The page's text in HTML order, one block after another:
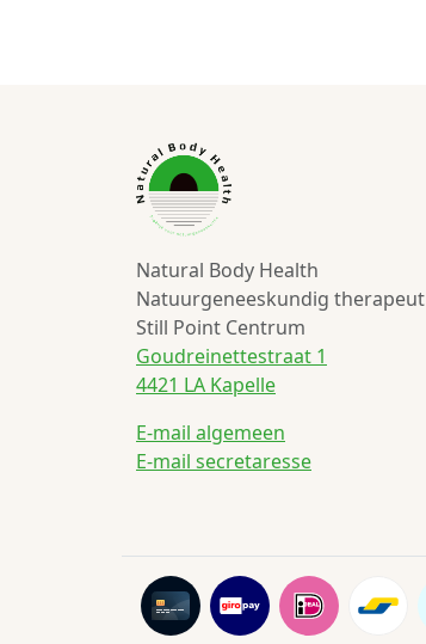
Natural Body Health
Natuurgeneeskundig therapeut
Still Point Centrum
Goudreinettestraat 1
4421 LA Kapelle
E-mail algemeen
E-mail secretaresse